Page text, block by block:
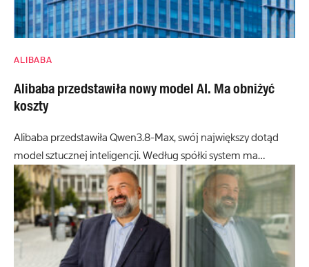
ALIBABA
Alibaba przedstawiła nowy model AI. Ma obniżyć
koszty
Alibaba przedstawiła Qwen3.8-Max, swój największy dotąd
model sztucznej inteligencji. Według spółki system ma…